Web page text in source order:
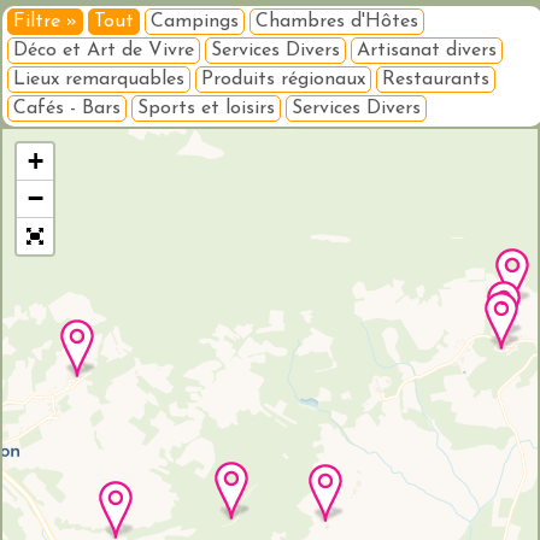
Filtre » Tout Campings
Chambres d'Hôtes
Déco et Art de Vivre
Services Divers
Artisanat divers
Lieux remarquables
Produits régionaux
Restaurants
Cafés - Bars
Sports et loisirs Services Divers
Veuillez patienter pendant le chargement de la carte...
+
−